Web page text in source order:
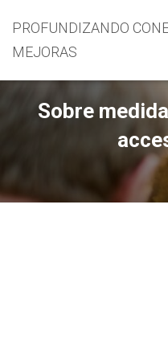
PROFUNDIZANDO
MEJORAS
Sobre